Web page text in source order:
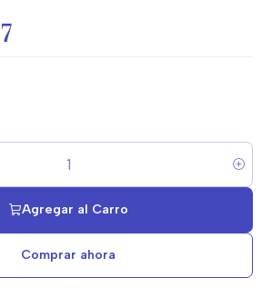
Agregar al Carro
Comprar ahora